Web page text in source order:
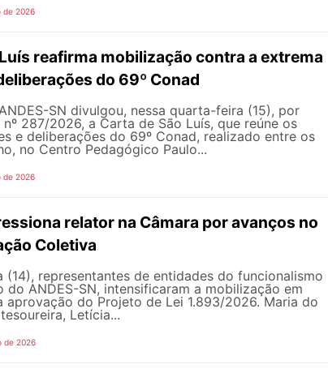
de 2026
reafirma mobilização contra a extrema
do 69º Conad
SN divulgou, nessa quarta-feira (15), por
287/2026, a Carta de São Luís, que reúne os
e deliberações do 69º Conad, realizado entre os
no Centro Pedagógico Paulo...
de 2026
relator na Câmara por avanços no
Coletiva
(14), representantes de entidades do funcionalismo
do ANDES-SN, intensificaram a mobilização em
aprovação do Projeto de Lei 1.893/2026. Maria do
Letícia...
de 2026